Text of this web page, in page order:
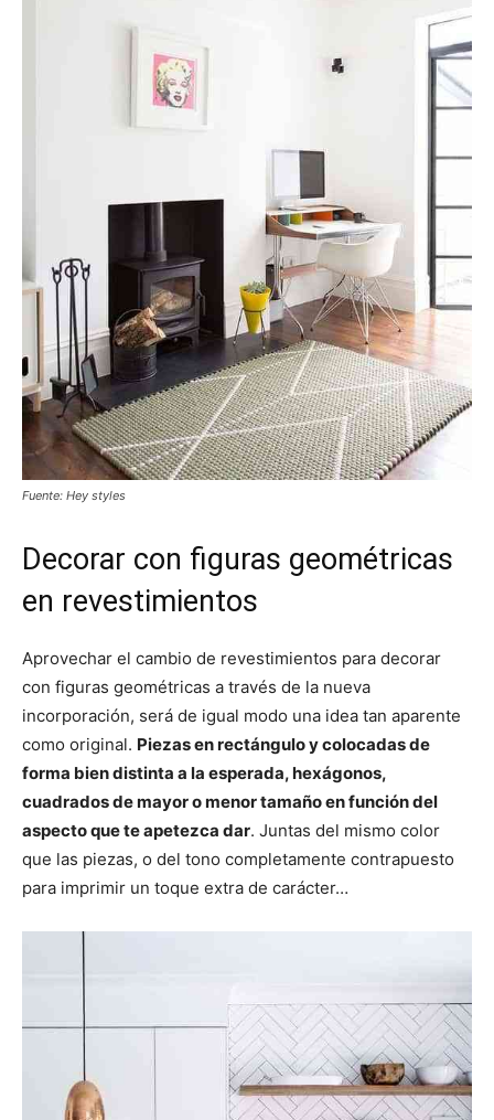
Fuente: Hey styles
Decorar con figuras geométricas
en revestimientos
Aprovechar el cambio de revestimientos para decorar
con figuras geométricas a través de la nueva
incorporación, será de igual modo una idea tan aparente
como original. Piezas en rectángulo y colocadas de
forma bien distinta a la esperada, hexágonos,
cuadrados de mayor o menor tamaño en función del
aspecto que te apetezca dar. Juntas del mismo color
que las piezas, o del tono completamente contrapuesto
para imprimir un toque extra de carácter…